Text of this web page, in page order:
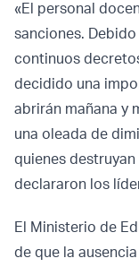
«El personal
sanciones.
continuos
decidido una
abrirán mañana y
una oleada de
quienes
declararon los
El Ministerio de
de que la